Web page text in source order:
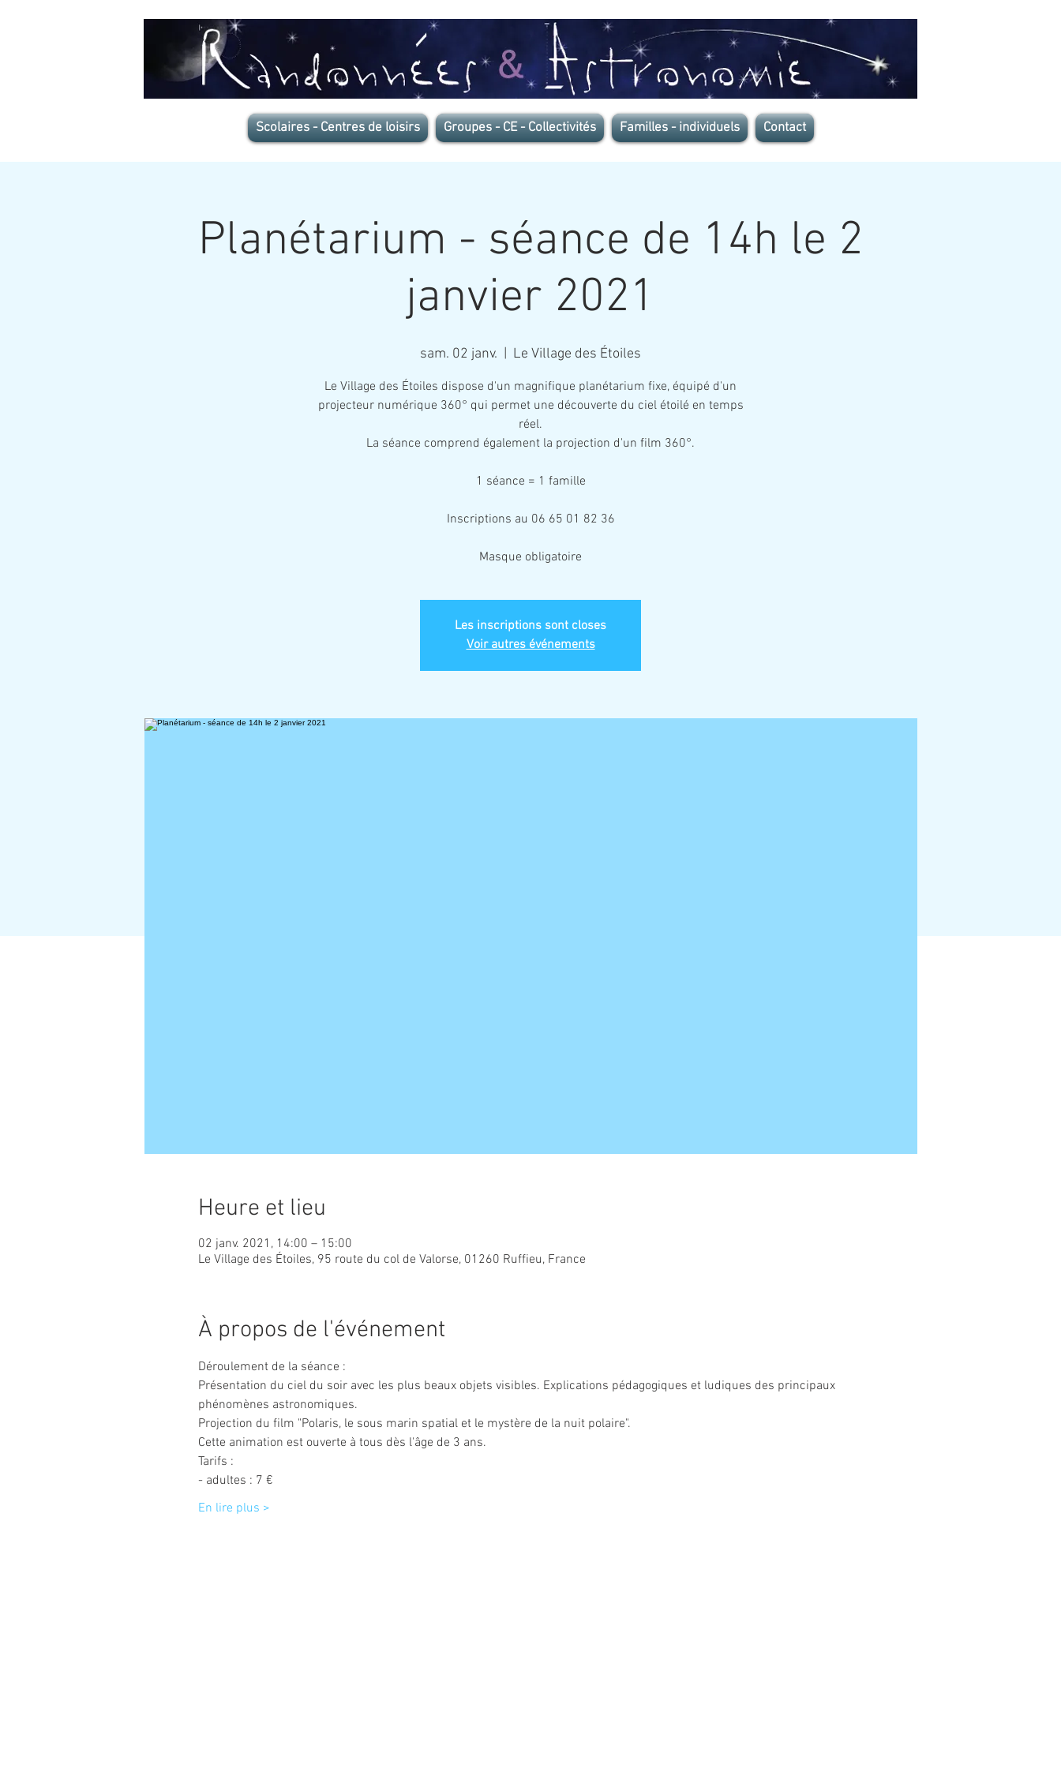
Scolaires - Centres de loisirs Groupes - CE - Collectivités Familles - individuels Contact
Planétarium - séance de 14h le 2
janvier 2021
sam. 02 janv. Le Village des Étoiles
Le Village des Étoiles dispose d'un magnifique planétarium fixe, équipé d'un
projecteur numérique 360° qui permet une découverte du ciel étoilé en temps
réel.
La séance comprend également la projection d'un film 360°.
1 séance = 1 famille
Inscriptions au 06 65 01 82 36
Masque obligatoire
Les inscriptions sont closes
Voir autres événements
Heure et lieu
02 janv. 2021, 14:00 – 15:00
Le Village des Étoiles, 95 route du col de Valorse, 01260 Ruffieu, France
À propos de l'événement
Déroulement de la séance :
Présentation du ciel du soir avec les plus beaux objets visibles. Explications pédagogiques et ludiques des principaux
phénomènes astronomiques.
Projection du film "Polaris, le sous marin spatial et le mystère de la nuit polaire".
Cette animation est ouverte à tous dès l'âge de 3 ans.
Tarifs :
- adultes : 7 €
En lire plus >